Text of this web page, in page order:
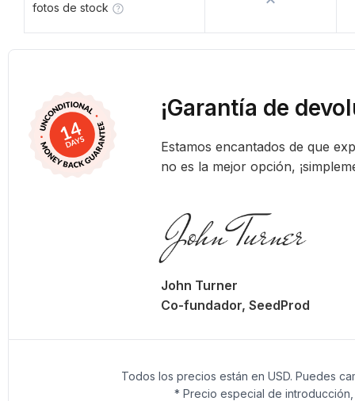
fotos de stock
¡Garantía de
Estamos encantados de que
no es la mejor opción,
John Turner
Co-fundador, SeedProd
Todos los precios están en USD. Puedes
* Precio especial de